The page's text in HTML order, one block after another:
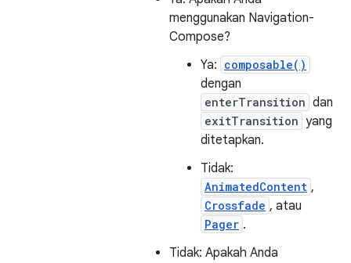
menggunakan Navigation-
Compose?
Ya: composable()
dengan
enterTransition dan
exitTransition yang
ditetapkan.
Tidak:
AnimatedContent ,
Crossfade , atau
Pager .
Tidak: Apakah Anda